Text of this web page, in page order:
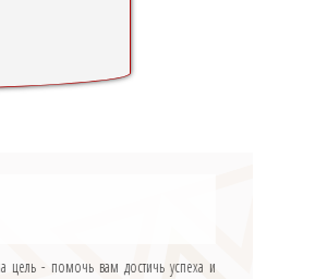
цель - помочь вам достичь успеха и